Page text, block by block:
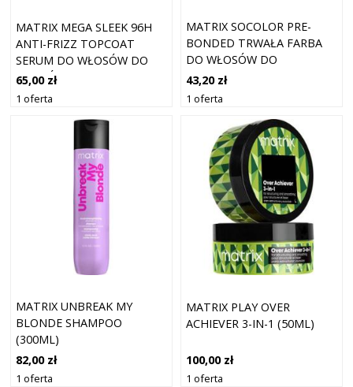
MATRIX MEGA SLEEK 96H
ANTI-FRIZZ TOPCOAT
SERUM DO WŁOSÓW DO
WŁOSÓW
NIEPOSŁUSZNYCH I
65,00 zł
1 oferta
MATRIX SOCOLOR PRE-
BONDED TRWAŁA FARBA
DO WŁOSÓW DO
ZAKRYWANIA SIWYCH
WŁOSÓW ODCIEŃ 4N 90 ML
43,20 zł
1 oferta
MATRIX UNBREAK MY
BLONDE SHAMPOO
(300ML)
82,00 zł
1 oferta
MATRIX PLAY OVER
ACHIEVER 3-IN-1 (50ML)
100,00 zł
1 oferta